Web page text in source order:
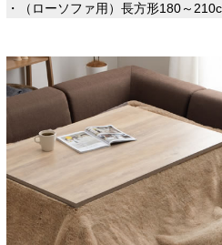
・（ローソファ用）長方形180～